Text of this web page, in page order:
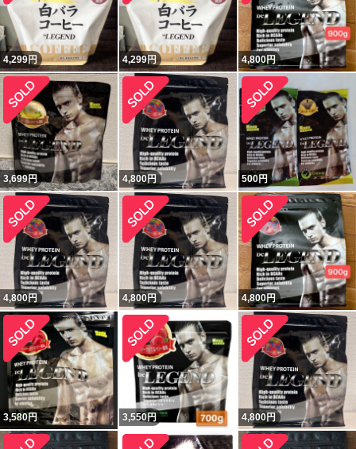
4,299円 4,299円 4,800円
3,699円 4,800円 500円
4,800円 4,800円 4,800円
3,580円 3,550円 4,800円